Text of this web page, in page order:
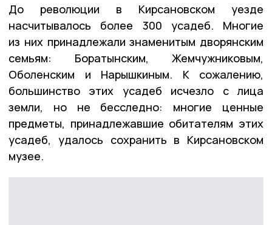
До революции в Кирсановском уезде
насчитывалось более 300 усадеб. Многие
из них принадлежали знаменитым дворянским
семьям: Боратынским, Жемчужниковым,
Оболенским и Нарышкиным. К сожалению,
большинство этих усадеб исчезло с лица
земли, но не бесследно: многие ценные
предметы, принадлежавшие обитателям этих
усадеб, удалось сохранить в Кирсановском
музее.